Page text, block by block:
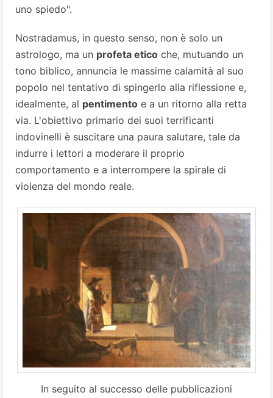
uno spiedo".
Nostradamus, in questo senso, non è solo un
astrologo, ma un profeta etico che, mutuando un
tono biblico, annuncia le massime calamità al suo
popolo nel tentativo di spingerlo alla riflessione e,
idealmente, al pentimento e a un ritorno alla retta
via. L'obiettivo primario dei suoi terrificanti
indovinelli è suscitare una paura salutare, tale da
indurre i lettori a moderare il proprio
comportamento e a interrompere la spirale di
violenza del mondo reale.
In seguito al successo delle pubblicazioni